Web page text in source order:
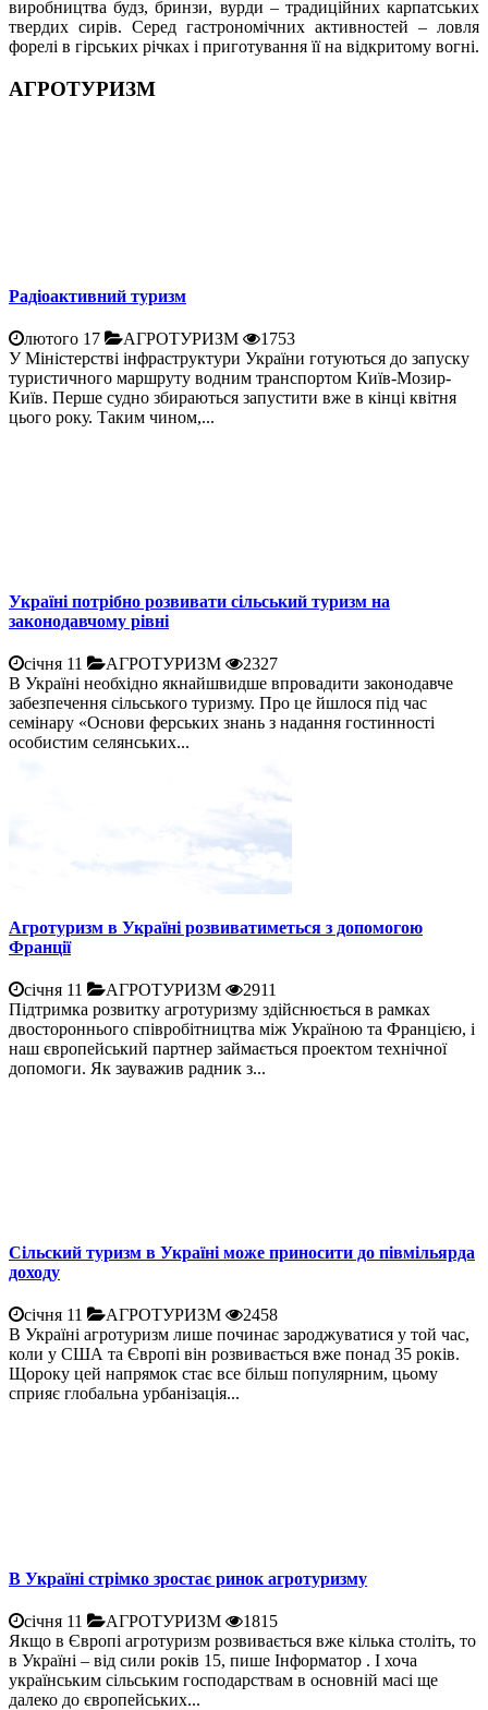
виробництва будз, бринзи, вурди – традиційних карпатських
твердих сирів. Серед гастрономічних активностей – ловля
форелі в гірських річках і приготування її на відкритому вогні.
АГРОТУРИЗМ
Радіоактивний туризм
лютого 17 АГРОТУРИЗМ
1753
У Міністерстві інфраструктури України готуються до запуску
туристичного маршруту водним транспортом Київ-Мозир-
Київ. Перше судно збираються запустити вже в кінці квітня
цього року. Таким чином,...
Україні потрібно розвивати сільський туризм на
законодавчому рівні
січня 11 АГРОТУРИЗМ
2327
В Україні необхідно якнайшвидше впровадити законодавче
забезпечення сільського туризму. Про це йшлося під час
семінару «Основи ферських знань з надання гостинності
особистим селянських...
Агротуризм в Україні розвиватиметься з допомогою
Франції
січня 11 АГРОТУРИЗМ
2911
Підтримка розвитку агротуризму здійснюється в рамках
двостороннього співробітництва між Україною та Францією, і
наш європейський партнер займається проектом технічної
допомоги. Як зауважив радник з...
Сільский туризм в Україні може приносити до півмільярда
доходу
січня 11 АГРОТУРИЗМ
2458
В Україні агротуризм лише починає зароджуватися у той час,
коли у США та Європі він розвивається вже понад 35 років.
Щороку цей напрямок стає все більш популярним, цьому
сприяє глобальна урбанізація...
В Україні стрімко зростає ринок агротуризму
січня 11 АГРОТУРИЗМ
1815
Якщо в Європі агротуризм розвивається вже кілька століть, то
в Україні – від сили років 15, пише Інформатор . І хоча
українським сільським господарствам в основній масі ще
далеко до європейських...